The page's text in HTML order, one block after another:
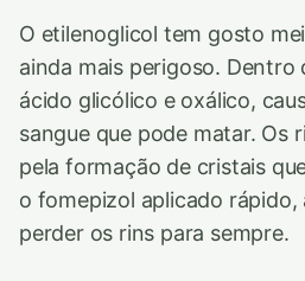
O etilenoglicol tem gosto
ainda mais perigoso. Dentro
ácido glicólico e oxálico,
sangue que pode matar. Os
pela formação de cristais
o fomepizol aplicado rápido,
perder os rins para sempre.